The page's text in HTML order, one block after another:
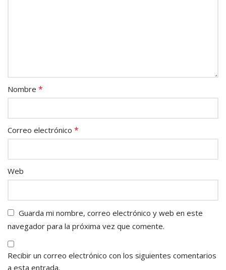
Nombre *
Correo electrónico *
Web
Guarda mi nombre, correo electrónico y web en este
navegador para la próxima vez que comente.
Recibir un correo electrónico con los siguientes comentarios
a esta entrada.